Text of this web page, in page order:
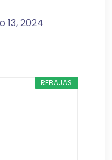
13, 2024
REBAJAS